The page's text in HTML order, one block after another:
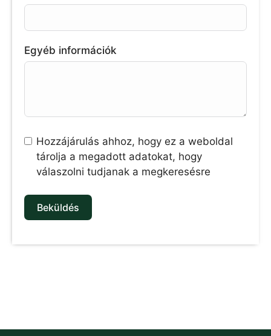
Egyéb információk
Hozzájárulás ahhoz, hogy ez a weboldal
tárolja a megadott adatokat, hogy
válaszolni tudjanak a megkeresésre
Beküldés